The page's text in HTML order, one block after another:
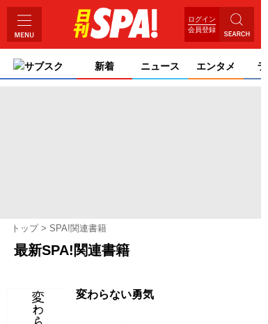
ログイン
会員登録
サブスク 新着 ニュース エンタメ ラ
トップ SPA!関連書籍
最新SPA!関連書籍
変わらない勇気